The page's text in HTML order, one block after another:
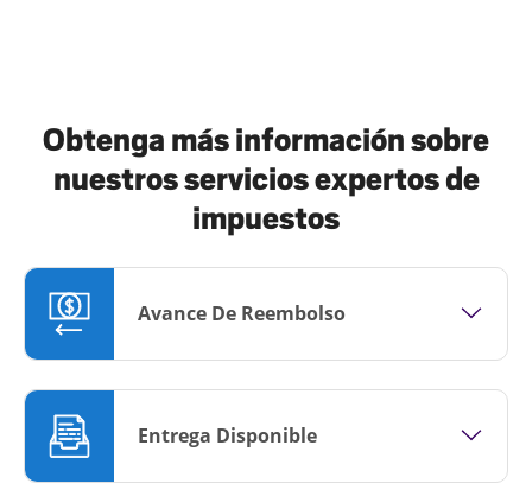
Obtenga más información sobre
nuestros servicios expertos de
impuestos
Avance De Reembolso
Entrega Disponible